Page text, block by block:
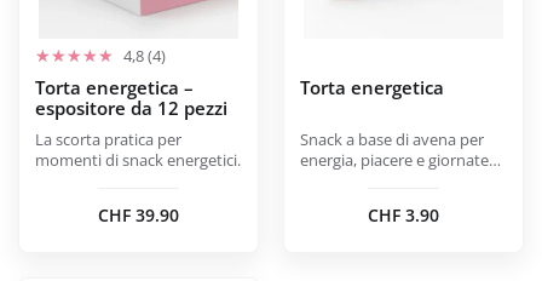
4,8 (4)
Torta energetica –
espositore da 12 pezzi
La scorta pratica per
momenti di snack energetici.
CHF 39.90
scelte
nella
pagina
del
prodotto
Torta energetica
Snack a base di avena per
energia, piacere e giornate
CHF 3.90
nella
del
prodotto